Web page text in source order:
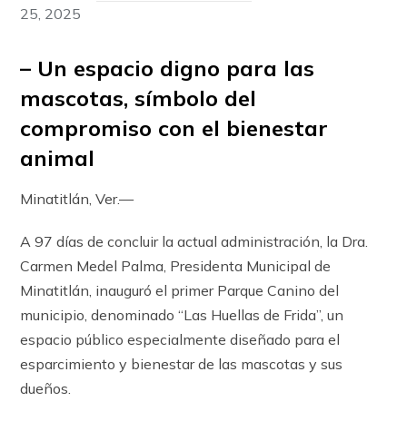
25, 2025
– Un espacio digno para las
mascotas, símbolo del
compromiso con el bienestar
animal
Minatitlán, Ver.—
A 97 días de concluir la actual administración, la Dra.
Carmen Medel Palma, Presidenta Municipal de
Minatitlán, inauguró el primer Parque Canino del
municipio, denominado “Las Huellas de Frida”, un
espacio público especialmente diseñado para el
esparcimiento y bienestar de las mascotas y sus
dueños.